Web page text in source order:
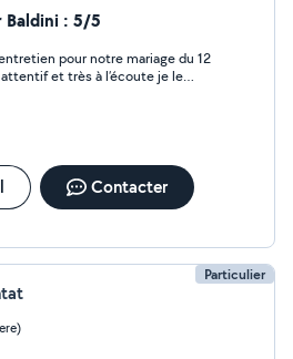
Baldini : 5/5
et très à l’écoute je le
Contacter
Particulier